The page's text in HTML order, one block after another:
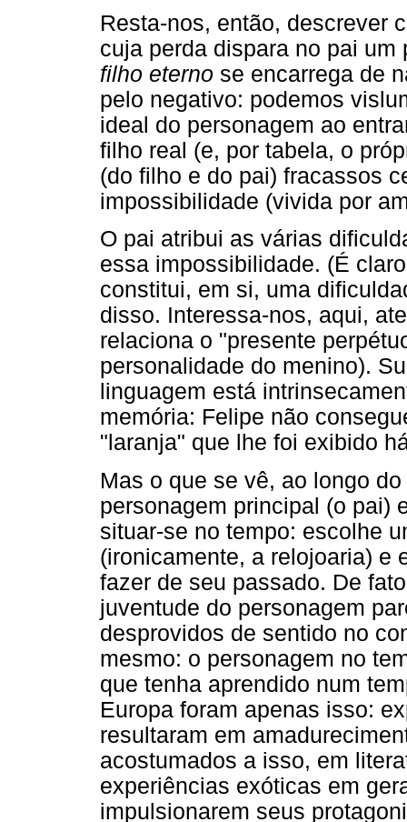
Resta-nos, então, descrever
cuja perda dispara no pai
filho eterno se encarrega de
pelo negativo: podemos
ideal do personagem ao
filho real (e, por tabela, o
(do filho e do pai) fracassos
impossibilidade (vivida por
O pai atribui as várias
essa impossibilidade. (É
constitui, em si, uma
disso. Interessa-nos, aqui,
relaciona o "presente
personalidade do menino).
linguagem está
memória: Felipe não
"laranja" que lhe foi exibido
Mas o que se vê, ao longo
personagem principal (o pai)
situar-se no tempo: escolhe
(ironicamente, a relojoaria) e
fazer de seu passado. De
juventude do personagem
desprovidos de sentido no
mesmo: o personagem no
que tenha aprendido num
Europa foram apenas isso:
resultaram em
acostumados a isso, em
experiências exóticas em
impulsionarem seus